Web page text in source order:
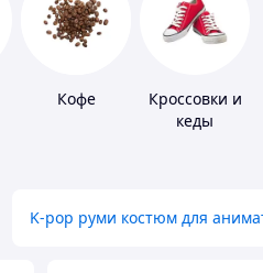
Кофе
Кроссовки и
кеды
K-pop руми костюм для